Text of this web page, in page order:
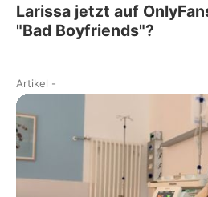
Larissa jetzt auf
"Bad Boyfriends"?
Artikel -